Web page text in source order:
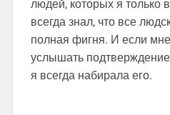
людей, которых я только
всегда знал, что все
полная фигня. И если
услышать
я всегда набирала его.